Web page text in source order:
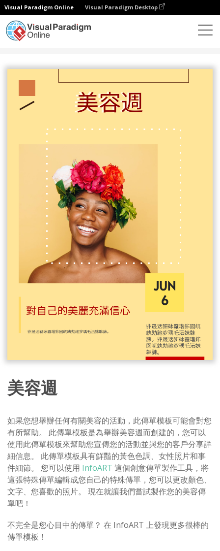
Visual Paradigm Online Visual Paradigm Desktop
美容週
如果您想舉辦任何有關美容的活動，此傳單模板可能會對您
有所幫助。 此傳單模板是為舉辦美容週而創建的，您可以
使用此傳單模板來幫助您宣傳您的活動並與您的客戶分享詳
細信息。 此傳單模板具有鮮豔的黃色色調、女性照片和事
件細節。 您可以使用 InfoART 這個創意傳單製作工具，將
這張特殊傳單編輯成您自己的特殊傳單，您可以更改顏色、
文字、您喜歡的照片。 現在就讓我們嘗試製作您的美容傳
單吧！
不完全是您心目中的傳單？ 在 InfoART 上發現更多很棒的
傳單模板！